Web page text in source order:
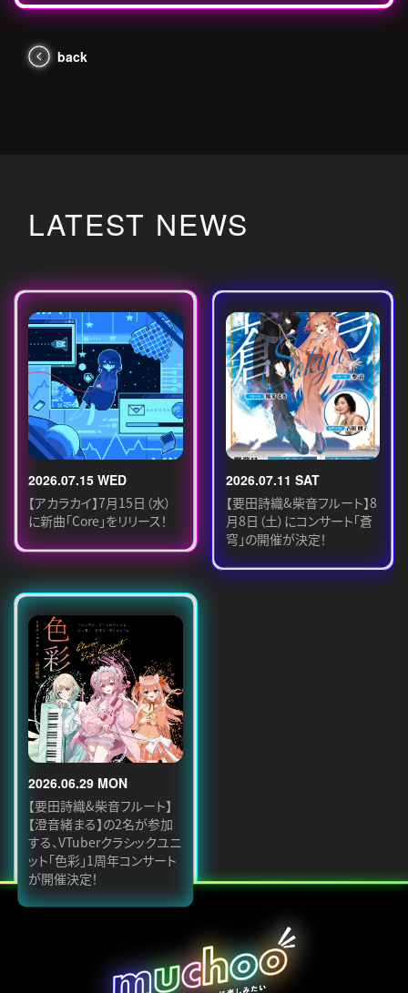
back
LATEST NEWS
2026.07.15 WED
【アカラカイ】7月15日（水）
に新曲「Core」をリリース！
2026.07.11 SAT
【要田詩織&柴音フルート】8
月8日（土）にコンサート「蒼
穹」の開催が決定！
2026.06.29 MON
【要田詩織&柴音フルート】
【澄音緒まる】の2名が参加
する、VTuberクラシックユニ
ット「色彩」1周年コンサート
が開催決定！